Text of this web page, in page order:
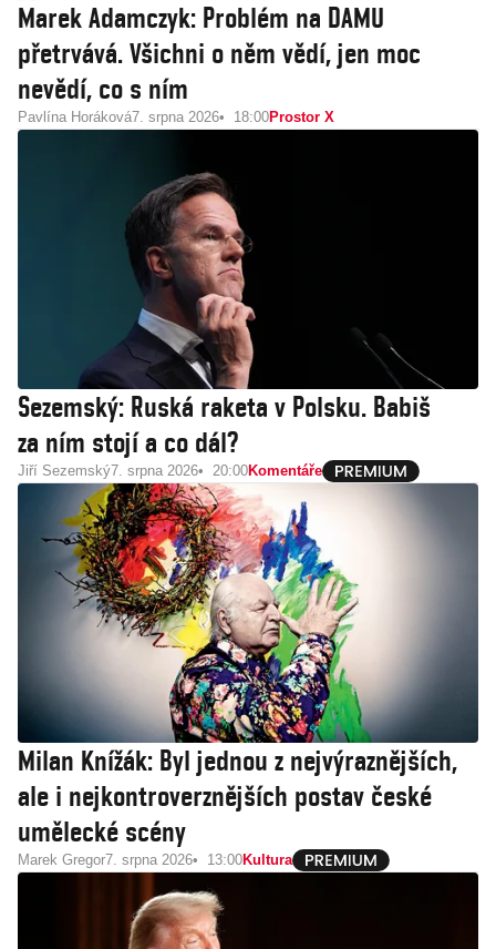
Marek Adamczyk: Problém na DAMU
přetrvává. Všichni o něm vědí, jen moc
nevědí, co s ním
Pavlína Horáková7. srpna 2026 18:00Prostor X
Sezemský: Ruská raketa v Polsku. Babiš
za ním stojí a co dál?
Jiří Sezemský7. srpna 2026 20:00Komentáře
Milan Knížák: Byl jednou z nejvýraznějších,
ale i nejkontroverznějších postav české
umělecké scény
Marek Gregor7. srpna 2026 13:00Kultura